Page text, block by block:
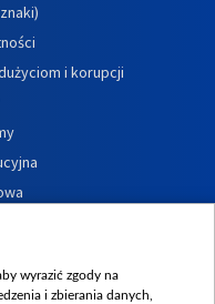
i korupcji
wyrazić zgody na
i zbierania danych,